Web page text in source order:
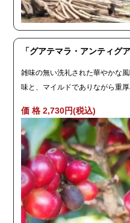
「グアテマラ・アンティ
雑味の無い洗礼された華やかな
味と、マイルドでありながら重
価 格 2,730円(税込)